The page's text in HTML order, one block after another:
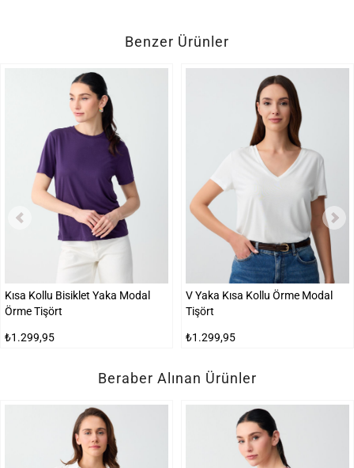
Benzer Ürünler
Kısa Kollu Bisiklet Yaka Modal
Örme Tişört
₺1.299,95
V Yaka Kısa Kollu Örme Modal
Tişört
₺1.299,95
Beraber Alınan Ürünler